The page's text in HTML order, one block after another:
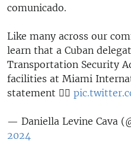
comunicado.
Like many across our
learn that a Cuban
Transportation Security
facilities at Miami
statement 👇🏼
— Daniella Levine Cava
2024